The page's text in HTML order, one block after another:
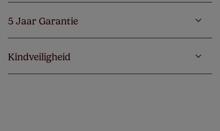
5 Jaar Garantie
Kindveiligheid